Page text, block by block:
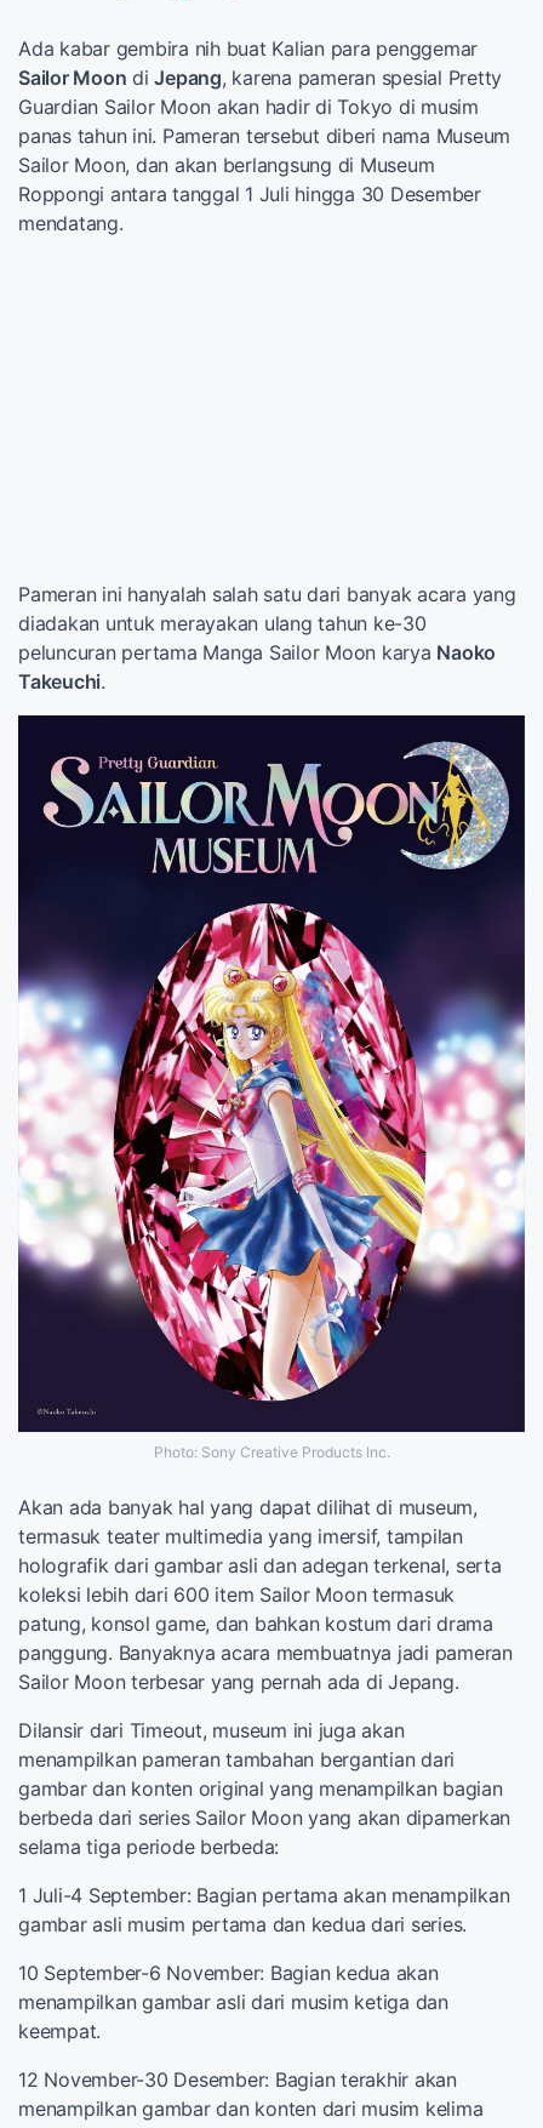
Ada kabar gembira nih buat Kalian para penggemar
Sailor Moon diJepang, karena pameran spesial Pretty
Guardian Sailor Moon akan hadir di Tokyo di musim
panas tahun ini. Pameran tersebut diberi nama Museum
Sailor Moon, dan akan berlangsung di Museum
Roppongi antara tanggal 1 Juli hingga 30 Desember
mendatang.
Pameran ini hanyalah salah satu dari banyak acara yang
diadakan untuk merayakan ulang tahun ke-30
peluncuran pertama Manga Sailor Moon karya Naoko
Takeuchi.
Photo: Sony Creative Products Inc.
Akan ada banyak hal yang dapat dilihat di museum,
termasuk teater multimedia yang imersif, tampilan
holografik dari gambar asli dan adegan terkenal, serta
koleksi lebih dari 600 item Sailor Moon termasuk
patung, konsol game, dan bahkan kostum dari drama
panggung. Banyaknya acara membuatnya jadi pameran
Sailor Moon terbesar yang pernah ada di Jepang.
Dilansir dari Timeout, museum ini juga akan
menampilkan pameran tambahan bergantian dari
gambar dan konten original yang menampilkan bagian
berbeda dari series Sailor Moon yang akan dipamerkan
selama tiga periode berbeda:
1 Juli-4 September: Bagian pertama akan menampilkan
gambar asli musim pertama dan kedua dari series.
10 September-6 November: Bagian kedua akan
menampilkan gambar asli dari musim ketiga dan
keempat.
12 November-30 Desember: Bagian terakhir akan
menampilkan gambar dan konten dari musim kelima